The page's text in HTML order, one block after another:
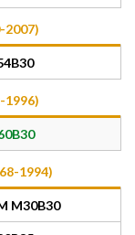
2007)
1996)
1994)
M30B30